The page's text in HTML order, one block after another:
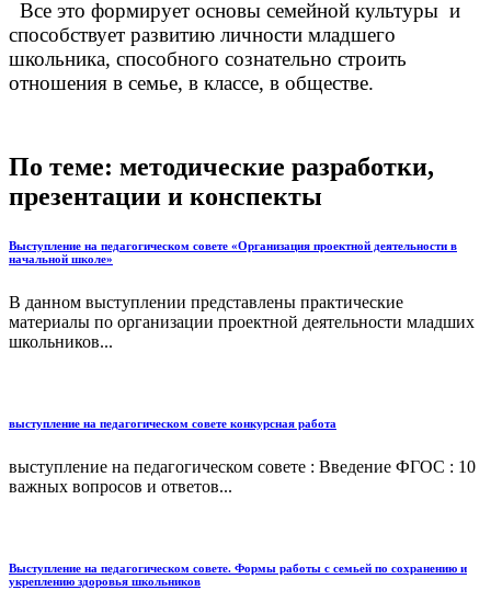
Все это формирует основы семейной культуры и
способствует развитию личности младшего
школьника, способного сознательно строить
отношения в семье, в классе, в обществе.
По теме: методические разработки,
презентации и конспекты
Выступление на педагогическом совете «Организация проектной деятельности в
начальной школе»
В данном выступлении представлены практические
материалы по организации проектной деятельности младших
школьников...
выступление на педагогическом совете конкурсная работа
выступление на педагогическом совете : Введение ФГОС : 10
важных вопросов и ответов...
Выступление на педагогическом совете. Формы работы с семьей по сохранению и
укреплению здоровья школьников